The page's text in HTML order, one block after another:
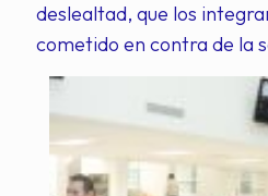
deslealtad, que los
cometido en contra de la